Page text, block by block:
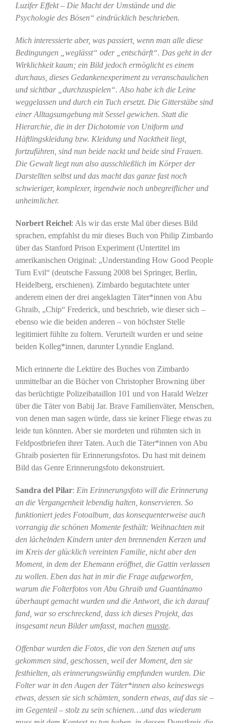
Luzifer Effekt – Die Macht der Umstände und die
Psychologie des Bösen“ eindrücklich beschrieben.
Mich interessierte aber, was passiert, wenn man alle diese
Bedingungen „weglässt“ oder „entschärft“. Das geht in der
Wirklichkeit kaum; ein Bild jedoch ermöglicht es einem
durchaus, dieses Gedankenexperiment zu veranschaulichen
und sichtbar „durchzuspielen“. Also habe ich die Leine
weggelassen und durch ein Tuch ersetzt. Die Gitterstäbe sind
einer Alltagsumgebung mit Sessel gewichen. Statt die
Hierarchie, die in der Dichotomie von Uniform und
Häftlingskleidung bzw. Kleidung und Nacktheit liegt,
fortzuführen, sind nun beide nackt und beide sind Frauen.
Die Gewalt liegt nun also ausschließlich im Körper der
Darstellten selbst und das macht das ganze fast noch
schwieriger, komplexer, irgendwie noch unbegreiflicher und
unheimlicher.
Norbert Reichel: Als wir das erste Mal über dieses Bild
sprachen, empfahlst du mir dieses Buch von Philip Zimbardo
über das Stanford Prison Experiment (Untertitel im
amerikanischen Original: „Understanding How Good People
Turn Evil“ (deutsche Fassung 2008 bei Springer, Berlin,
Heidelberg, erschienen). Zimbardo begutachtete unter
anderem einen der drei angeklagten Täter*innen von Abu
Ghraib, „Chip“ Frederick, und beschrieb, wie dieser sich –
ebenso wie die beiden anderen – von höchster Stelle
legitimiert fühlte zu foltern. Verurteilt wurden er und seine
beiden Kolleg*innen, darunter Lynndie England.
Mich erinnerte die Lektüre des Buches von Zimbardo
unmittelbar an die Bücher von Christopher Browning über
das berüchtigte Polizeibataillon 101 und von Harald Welzer
über die Täter von Babij Jar. Brave Familienväter, Menschen,
von denen man sagen würde, dass sie keiner Fliege etwas zu
leide tun könnten. Aber sie mordeten und rühmten sich in
Feldpostbriefen ihrer Taten. Auch die Täter*innen von Abu
Ghraib posierten für Erinnerungsfotos. Du hast mit deinem
Bild das Genre Erinnerungsfoto dekonstruiert.
Sandra del Pilar: Ein Erinnerungsfoto will die Erinnerung
an die Vergangenheit lebendig halten, konservieren. So
funktioniert jedes Fotoalbum, das konsequenterweise auch
vorrangig die schönen Momente festhält: Weihnachten mit
den lächelnden Kindern unter den brennenden Kerzen und
im Kreis der glücklich vereinten Familie, nicht aber den
Moment, in dem der Ehemann eröffnet, die Gattin verlassen
zu wollen. Eben das hat in mir die Frage aufgeworfen,
warum die Folterfotos von Abu Ghraib und Guantánamo
überhaupt gemacht wurden und die Antwort, die ich darauf
fand, war so erschreckend, dass ich dieses Projekt, das
insgesamt neun Bilder umfasst, machen musste.
Offenbar wurden die Fotos, die von den Szenen auf uns
gekommen sind, geschossen, weil der Moment, den sie
festhielten, als erinnerungswürdig empfunden wurden. Die
Folter war in den Augen der Täter*innen also keineswegs
etwas, dessen sie sich schämten, sondern etwas, auf das sie –
im Gegenteil – stolz zu sein schienen…und das wiederum